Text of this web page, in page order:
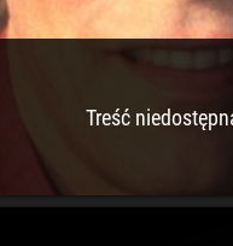
Treść